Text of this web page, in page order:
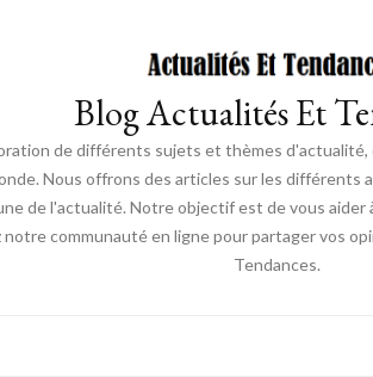
Blog Actualités Et
de différents sujets et thèmes
Nous offrons des articles sur les
de l'actualité. Notre objectif est de vous
communauté en ligne pour partager vos
Tendances.